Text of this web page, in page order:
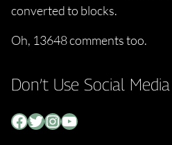
converted to blocks.
Oh, 13648 comments too.
Don’t Use Social Media
Facebook Twitter InstagramYouTube